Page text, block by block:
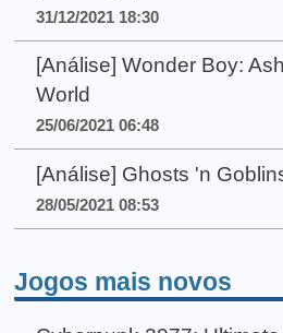
31/12/2021 18:30
[Análise] Wonder Boy:
World
25/06/2021 06:48
[Análise] Ghosts 'n
28/05/2021 08:53
Jogos mais novos